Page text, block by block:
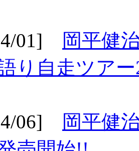
01]
岡平健
り自走ツア
06]
岡平健